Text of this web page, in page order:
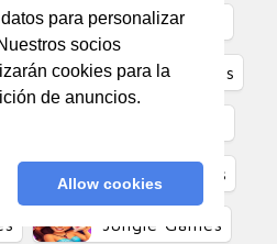
para personalizar
socios
cookies para la
de anuncios.
Allow cookies
Fruit Games
Escape Games
Pirate Games
Jungle Games